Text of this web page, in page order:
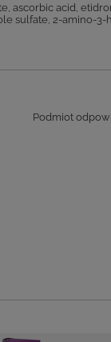
ascorbic acid,
sulfate, 2-amino-
Podmiot